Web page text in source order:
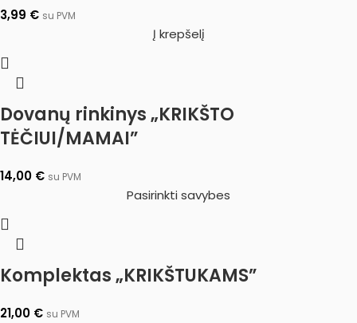
3,99 € su PVM
Į krepšelį
Dovanų rinkinys „KRIKŠTO
TĖČIUI/MAMAI”
14,00 € su PVM
Pasirinkti savybes
Komplektas „KRIKŠTUKAMS”
21,00 € su PVM